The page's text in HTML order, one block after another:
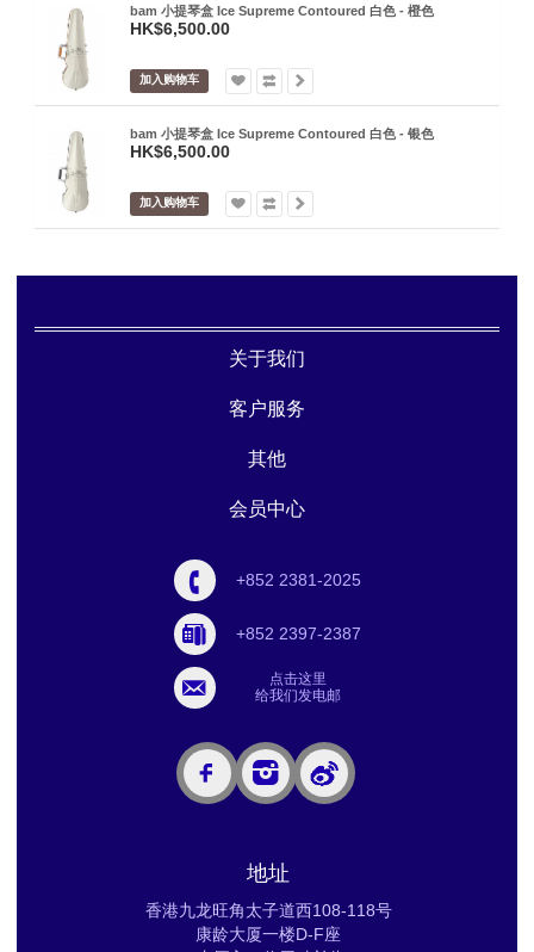
bam 小提琴盒 Ice Supreme Contoured 白色 - 橙色
HK$6,500.00
加入购物车
bam 小提琴盒 Ice Supreme Contoured 白色 - 银色
HK$6,500.00
加入购物车
关于我们
客户服务
其他
会员中心
+852 2381-2025
+852 2397-2387
点击这里
给我们发电邮
地址
香港九龙旺角太子道西108-118号
康龄大厦一楼D-F座